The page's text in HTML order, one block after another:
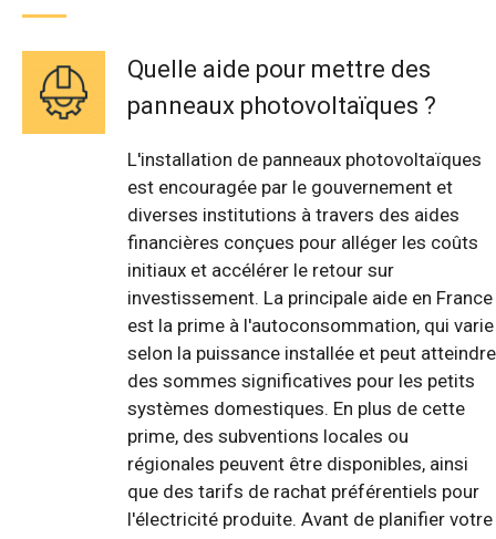
Quelle aide pour mettre des
panneaux photovoltaïques ?
L'installation de panneaux photovoltaïques
est encouragée par le gouvernement et
diverses institutions à travers des aides
financières conçues pour alléger les coûts
initiaux et accélérer le retour sur
investissement. La principale aide en France
est la prime à l'autoconsommation, qui varie
selon la puissance installée et peut atteindre
des sommes significatives pour les petits
systèmes domestiques. En plus de cette
prime, des subventions locales ou
régionales peuvent être disponibles, ainsi
que des tarifs de rachat préférentiels pour
l'électricité produite. Avant de planifier votre